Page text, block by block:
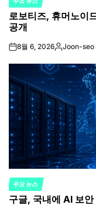
POSTED
IN
로보티즈, 휴머노이
공개
on8월 6, 2026Posted
Joon-seo
POSTED
IN
주요 뉴스
구글, 국내에 AI 보